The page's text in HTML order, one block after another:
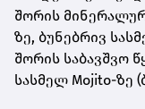
შორის
ზე, ბუნებრივ
შორის საბავშვო
სასმელ Mojito-ზე